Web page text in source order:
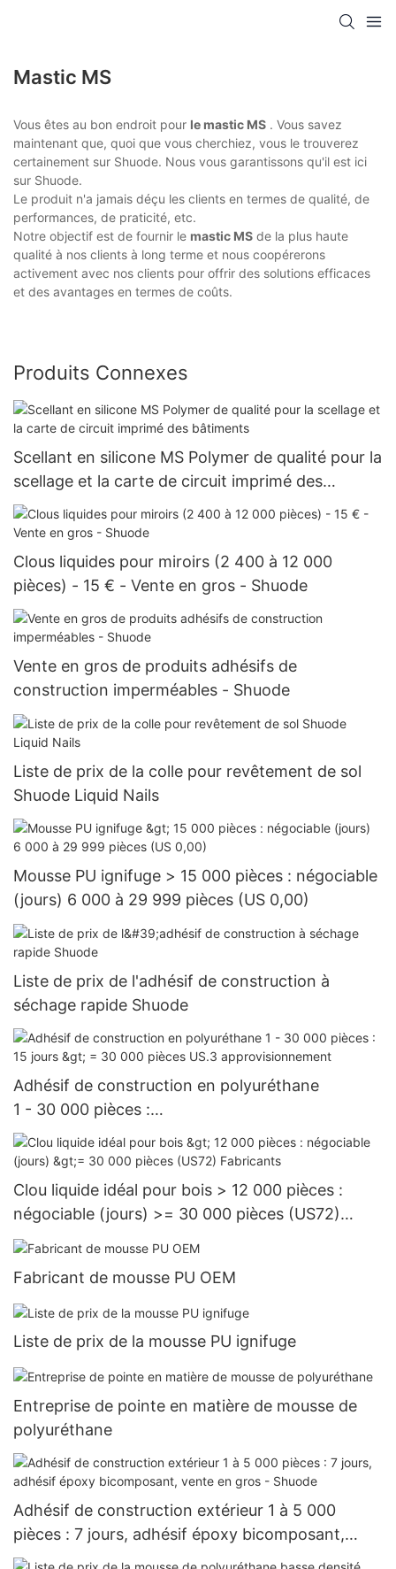
Mastic MS
Vous êtes au bon endroit pour le mastic MS . Vous savez
maintenant que, quoi que vous cherchiez, vous le trouverez
certainement sur Shuode. Nous vous garantissons qu'il est ici
sur Shuode.
Le produit n'a jamais déçu les clients en termes de qualité, de
performances, de praticité, etc.
Notre objectif est de fournir le mastic MS de la plus haute
qualité à nos clients à long terme et nous coopérerons
activement avec nos clients pour offrir des solutions efficaces
et des avantages en termes de coûts.
Produits Connexes
Scellant en silicone MS Polymer de qualité pour la
scellage et la carte de circuit imprimé des
bâtiments
Clous liquides pour miroirs (2 400 à 12 000
pièces) - 15 € - Vente en gros - Shuode
Vente en gros de produits adhésifs de
construction imperméables - Shuode
Liste de prix de la colle pour revêtement de sol
Shuode Liquid Nails
Mousse PU ignifuge > 15 000 pièces : négociable
(jours) 6 000 à 29 999 pièces (US 0,00)
Liste de prix de l'adhésif de construction à
séchage rapide Shuode
Adhésif de construction en polyuréthane
1 - 30 000 pièces :
15 jours > = 30 000 pièces US.3 approvisionnem
ent
Clou liquide idéal pour bois > 12 000 pièces :
négociable (jours) >= 30 000 pièces (US72)
Fabricants
Fabricant de mousse PU OEM
Liste de prix de la mousse PU ignifuge
Entreprise de pointe en matière de mousse de
polyuréthane
Adhésif de construction extérieur 1 à 5 000
pièces : 7 jours, adhésif époxy bicomposant,
vente en gros - Shuode